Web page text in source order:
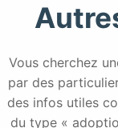
Vous cherchez
par des
des infos utiles
du type «